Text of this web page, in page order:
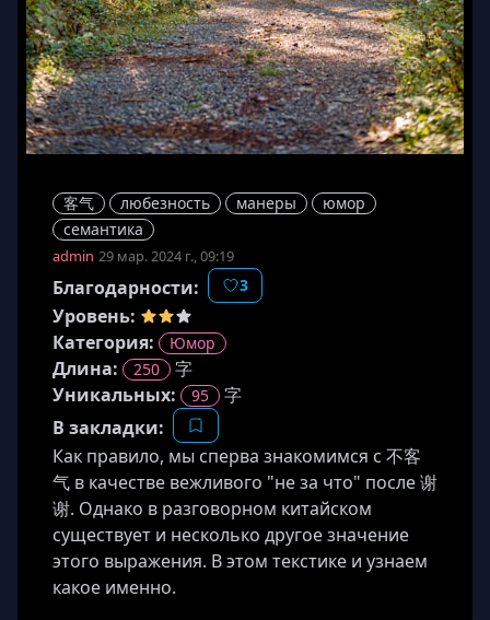
客气 любезность манеры
юмор
семантика
admin 29 мар. 2024 г., 09:19
Благодарности: 3
Уровень:
Категория:
Юмор
Длина: 250
字
Уникальных:
95
字
В закладки:
Как правило, мы сперва знакомимся с 不客
气 в качестве вежливого "не за что" после 谢
谢. Однако в разговорном китайском
существует и несколько другое значение
этого выражения. В этом текстике и узнаем
какое именно.